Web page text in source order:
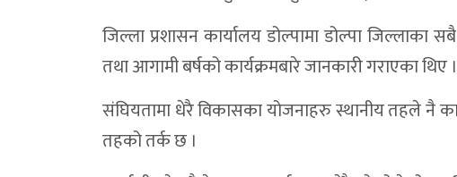
जिल्ला प्रशासन कार्यालय डोल्पामा डोल्पा जिल्लाका
तथा आगामी बर्षको कार्यक्रमबारे जानकारी गराएका थिए ।
संघियतामा धेरै विकासका योजनाहरु स्थानीय तहले नै
तहको तर्क छ ।